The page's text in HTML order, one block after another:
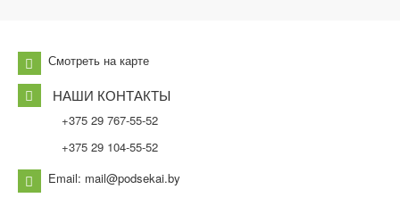
Смотреть на карте
НАШИ КОНТАКТЫ
+375 29 767-55-52
+375 29 104-55-52
Email: mail@podsekai.by